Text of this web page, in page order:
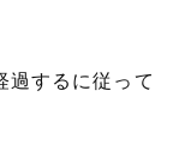
過するに従って